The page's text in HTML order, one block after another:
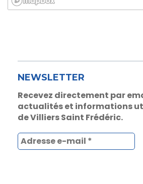
NEWSLETTER
Recevez directement par
actualités et informations
de Villiers Saint Frédéric.